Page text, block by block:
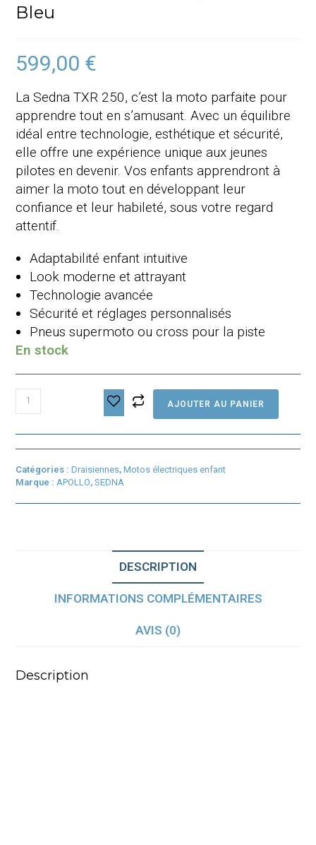
Bleu
599,00 €
La Sedna TXR 250, c’est la moto parfaite pour
apprendre tout en s’amusant. Avec un équilibre
idéal entre technologie, esthétique et sécurité,
elle offre une expérience unique aux jeunes
pilotes en devenir. Vos enfants apprendront à
aimer la moto tout en développant leur
confiance et leur habileté, sous votre regard
attentif.
Adaptabilité enfant intuitive
Look moderne et attrayant
Technologie avancée
Sécurité et réglages personnalisés
Pneus supermoto ou cross pour la piste
En stock
bike
électrique
SEDNA
TXR
500w
AJOUTER AU PANIER
Catégories :Draisiennes,Motos électriques enfant
Marque : APOLLO,SEDNA
DESCRIPTION
INFORMATIONS COMPLÉMENTAIRES
AVIS (0)
Description